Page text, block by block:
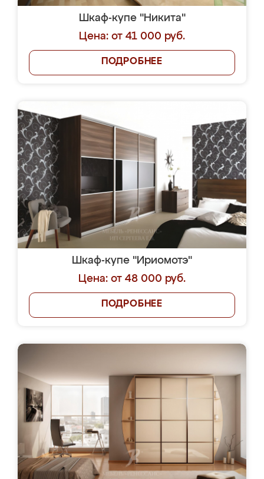
Шкаф-купе "Никита"
Цена: от 41 000 руб.
ПОДРОБНЕЕ
Шкаф-купе "Ириомотэ"
Цена: от 48 000 руб.
ПОДРОБНЕЕ